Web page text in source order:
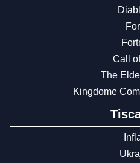
Call
The
Kingdome